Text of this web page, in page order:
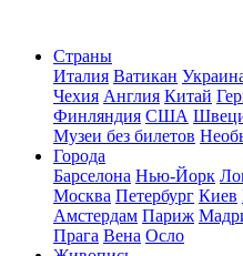
Страны
Италия Ватикан
Чехия Англия Китай
Финляндия США
Музеи без билетов
Города
Барселона Нью-Йорк
Москва Петербург Киев
Амстердам Париж
Прага Вена Осло